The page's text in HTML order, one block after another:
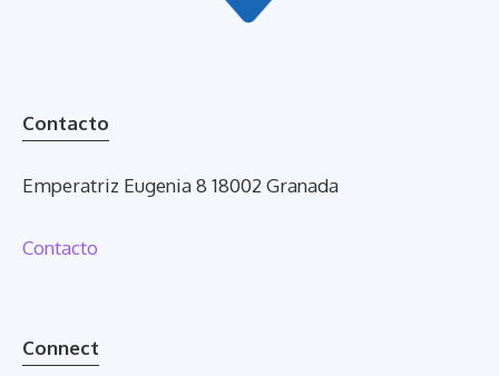
Contacto
Emperatriz Eugenia 8 18002 Granada
Contacto
Connect